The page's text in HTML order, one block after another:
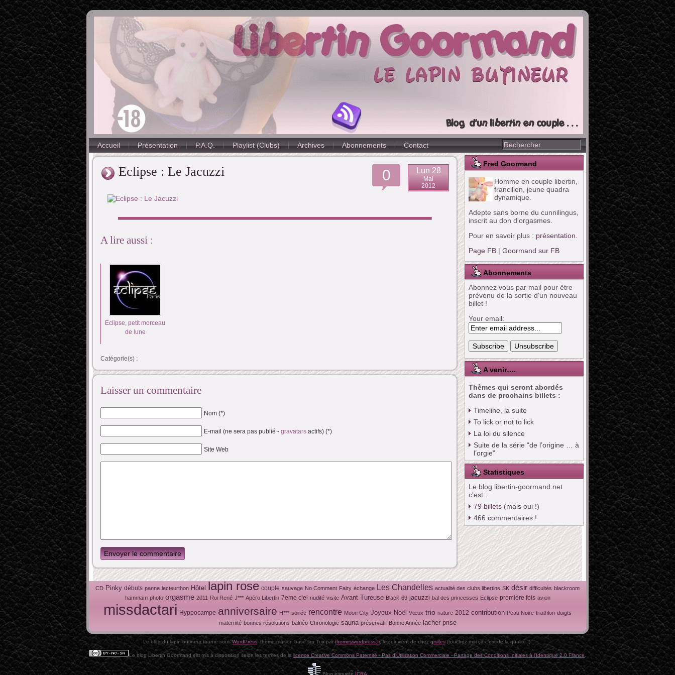
Accueil Présentation P.A.Q. Playlist (Clubs) Archives Abonnements Contact
Fred Goormand
Homme en couple libertin,
francilien, jeune quadra
dynamique.
Adepte sans borne du cunnilingus,
inscrit au don d'orgasmes.
Pour en savoir plus : présentation
Page FB | Goormand sur FB
Abonnements
Abonnez vous par mail pour être
prévenu de la sortie d'un nouveau
billet !
Your email:
A venir….
Thèmes qui seront abordés
dans de prochains billets :
Timeline, la suite
To lick or not to lick
La loi du silence
Suite de la série “de l’origine … à
l’orgie”
Statistiques
Le blog libertin-goormand.net
c'est :
79 billets (mais oui !)
466 commentaires !
Lun 28
Mai
2012
0
Eclipse : Le Jacuzzi
A lire aussi :
Eclipse, petit morceau
de lune
Catégorie(s) :
Laisser un commentaire
Nom (*)
E-mail (ne sera pas publié - gravatars actifs) (*)
Site Web
Envoyer le commentaire
CD Pinky débuts panne lecteurthon Hôtel lapin rose couple sauvage No Comment Fairy échange Les Chandelles actualité des clubs libertins SK désir difficultés blackroom
hammam photo orgasme 2011 Roi René J*** Apéro Libertin 7eme ciel nudité visite Avant Tureuse Black 69 jacuzzi bal des princesses Eclipse première fois avion
missdactari Hyppocampe anniversaire H*** soirée rencontre Moon City Joyeux Noël Vœux trio nature 2012 contribution Peau Noire triathlon doigts
maternité bonnes résolutions balnéo Chronologie sauna préservatif Bonne Année lacher prise
Le blog du lapin butineur tourne sousWordPress , thème maison basé sur Tux par themeswordpress.fr, le cuir vient de chez grsites (touchez moi ça c'est de la qualité !).
Le blog Libertin Goormand est mis à disposition selon les termes de la licence Creative Commons Paternité - Pas d'Utilisation Commerciale - Partage des Conditions Initiales à l'Identique 2.0 France
Blog étiqueté ICRA